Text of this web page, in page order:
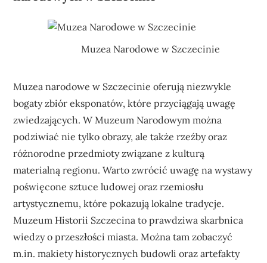
Muzea Narodowe w Szczecinie
Muzea narodowe w Szczecinie oferują niezwykle
bogaty zbiór eksponatów, które przyciągają uwagę
zwiedzających. W Muzeum Narodowym można
podziwiać nie tylko obrazy, ale także rzeźby oraz
różnorodne przedmioty związane z kulturą
materialną regionu. Warto zwrócić uwagę na wystawy
poświęcone sztuce ludowej oraz rzemiosłu
artystycznemu, które pokazują lokalne tradycje.
Muzeum Historii Szczecina to prawdziwa skarbnica
wiedzy o przeszłości miasta. Można tam zobaczyć
m.in. makiety historycznych budowli oraz artefakty